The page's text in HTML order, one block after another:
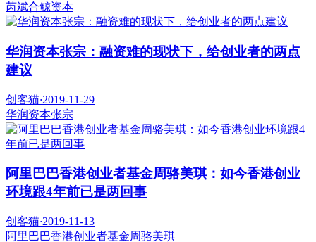
芮斌合鲸资本
华润资本张宗：融资难的现状下，给创业者的两点
建议
创客猫·2019-11-29
华润资本张宗
阿里巴巴香港创业者基金周骆美琪：如今香港创业
环境跟4年前已是两回事
创客猫·2019-11-13
阿里巴巴香港创业者基金周骆美琪